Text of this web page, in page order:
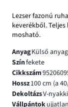
Lezser fazonú
keverékből. Teljes
mosható.
AnyagKülső
Színfekete
Cikkszám
Hossz100 cm (a
DekoltázsV-
Vállpántok